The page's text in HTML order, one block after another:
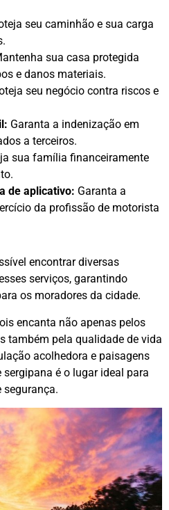
seu caminhão e sua carga
sua casa protegida
e danos materiais.
seu negócio contra riscos e
Garanta a indenização em
a terceiros.
sua família financeiramente
de aplicativo: Garanta a
da profissão de motorista
encontrar diversas
serviços, garantindo
os moradores da cidade.
encanta não apenas pelos
também pela qualidade de vida
acolhedora e paisagens
é o lugar ideal para